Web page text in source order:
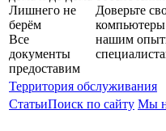
Лишнего не
берём
Все
документы
предоставим
Доверьте
компьютеры
нашим
Территория обслуживания
СтатьиПоиск по сайту Мы